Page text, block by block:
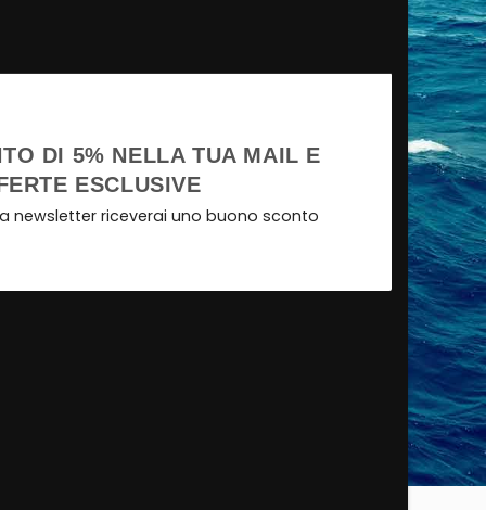
DI 5% NELLA TUA MAIL E
ESCLUSIVE
newsletter riceverai uno buono sconto